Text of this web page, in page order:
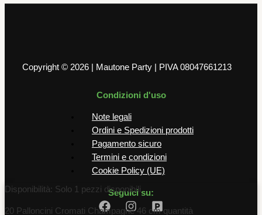
Copyright © 2026 | Mautone Party | PIVA 08047661213
Condizioni d'uso
Note legali
Ordini e Spedizioni prodotti
Pagamento sicuro
Termini e condizioni
Cookie Policy (UE)
Seguici su:
Disponibilità: Solo 1 pezzi disponibili
20 Palloncini Cromati Champagne 46 cm quantità